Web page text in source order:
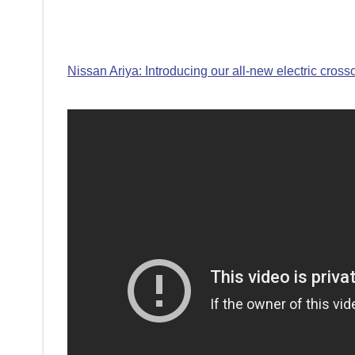
Nissan Ariya: Introducing our all-new electric